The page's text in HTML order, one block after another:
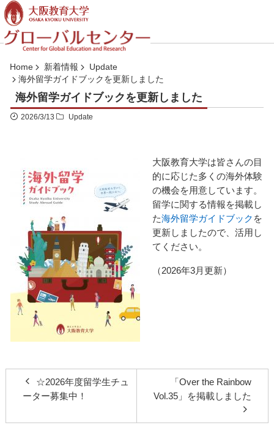
ャ
Home 新着情報
Update
海外留学ガイドブックを更新しました
海外留学ガイドブックを更新しました
2026/3/13 Update
大阪教育大学は皆さんの目
的に応じた多くの海外体験
の機会を用意しています。
留学に関する情報を掲載し
た海外留学ガイドブック を
更新しましたので、活用し
てください。
（2026年3月更新）
☆2026年度留学生チュ
ーター募集中！
「Over the Rainbow
Vol.35」を掲載しました